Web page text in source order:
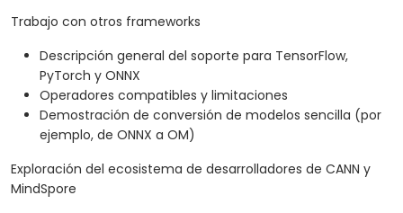
Trabajo con otros frameworks
Descripción general del soporte para TensorFlow,
PyTorch y ONNX
Operadores compatibles y limitaciones
Demostración de conversión de modelos sencilla (por
ejemplo, de ONNX a OM)
Exploración del ecosistema de desarrolladores de CANN y
MindSpore